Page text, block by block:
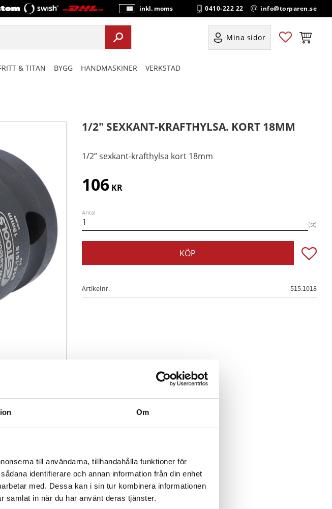
Om
till användarna, tillhandahålla funktioner för
identifierare och annan information från din enhet
med. Dessa kan i sin tur kombinera informationen
samlat in när du har använt deras tjänster.
P
ri
s
e
vi
inkl. moms 0410-222 22 info@torparen.se
Mina sidor Favoriter
& TITAN BYGG HANDMASKINER VERKSTAD
1/2" SEXKANT-KRAFTHYLSA. KORT 18MM
1/2” sexkant-krafthylsa kort 18mm
106KR
Antal
st
KÖP Lägg
Artikelnr 515.1018